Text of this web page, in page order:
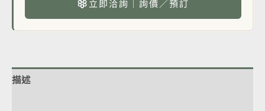
立即洽詢｜詢價／預訂
描述